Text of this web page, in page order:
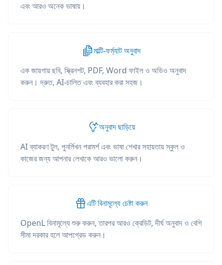
এবং আরও অনেক ভাষায়।
মাল্টি-ফর্ম্যাট অনুবাদ
এক জায়গায় ছবি, স্ক্রিনশট, PDF, Word ফাইল ও অডিও অনুবাদ
করুন। দ্রুত, AI-চালিত এবং ব্যবহার করা সহজ।
অনুবাদ ছাড়িয়ে
AI ব্যাকরণ টুল, পুনর্লিখন পরামর্শ এবং ভাষা শেখার সহায়তায় স্কুল ও
কাজের জন্য আপনার লেখাকে আরও ভালো করুন।
এটি বিনামূল্যে চেষ্টা করুন
OpenL বিনামূল্যে শুরু করুন, তারপর আরও ক্রেডিট, দীর্ঘ অনুবাদ ও বেশি
সীমা দরকার হলে আপগ্রেড করুন।